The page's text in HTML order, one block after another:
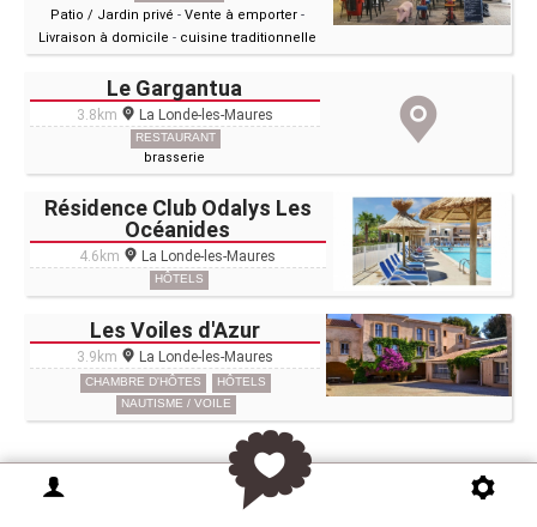
Patio / Jardin privé -Vente à emporter -
Livraison à domicile - cuisine traditionnelle
Le Gargantua
3.8km La Londe-les-Maures
RESTAURANT
brasserie
Résidence Club Odalys Les
Océanides
4.6km La Londe-les-Maures
HÔTELS
Les Voiles d'Azur
3.9km La Londe-les-Maures
CHAMBRE D'HÔTES
HÔTELS
NAUTISME / VOILE